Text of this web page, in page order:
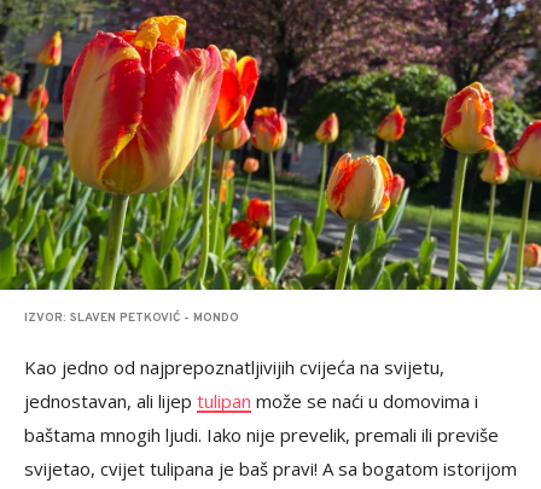
IZVOR: SLAVEN PETKOVIĆ - MONDO
Kao jedno od najprepoznatljivijih cvijeća na svijetu,
jednostavan, ali lijep tulipan može se naći u domovima i
baštama mnogih ljudi. Iako nije prevelik, premali ili previše
svijetao, cvijet tulipana je baš pravi! A sa bogatom istorijom